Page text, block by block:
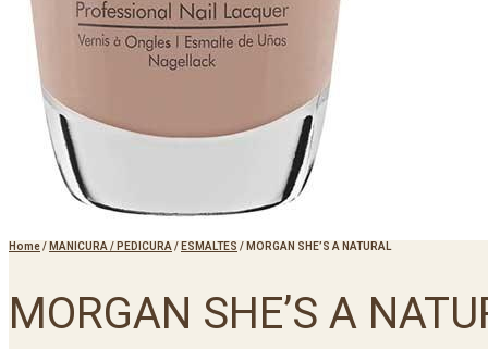
Home/ MANICURA / PEDICURA / ESMALTES / MORGAN SHE’S A NATURAL
MORGAN SHE’S A